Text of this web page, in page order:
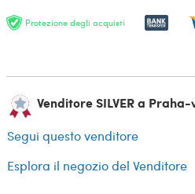
Protezione degli acquisti
Venditore SILVER a
Segui questo venditore
Esplora il negozio del Venditore